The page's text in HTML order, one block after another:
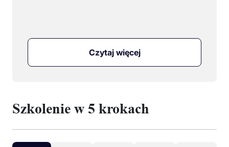
Czytaj więcej
Szkolenie w 5 krokach